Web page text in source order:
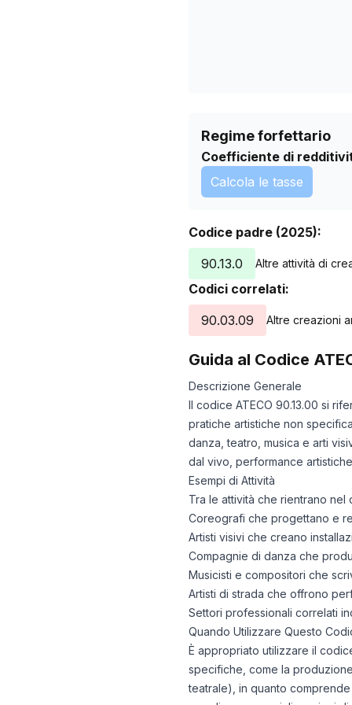
Regime forfettario
Coefficiente di
Calcola le tasse
Codice padre (2025):
90.13.0
Altre attività di
Codici correlati:
90.03.09
Altre creazioni
Guida al Codice
Descrizione Generale
Il codice ATECO 90.13.00 si
pratiche artistiche non
danza, teatro, musica e arti
dal vivo, performance
Esempi di Attività
Tra le attività che rientrano nel
Coreografi che progettano e
Artisti visivi che creano
Compagnie di danza che
Musicisti e compositori che
Artisti di strada che offrono
Settori professionali correlati
Quando Utilizzare Questo
È appropriato utilizzare il
specifiche, come la
teatrale), in quanto